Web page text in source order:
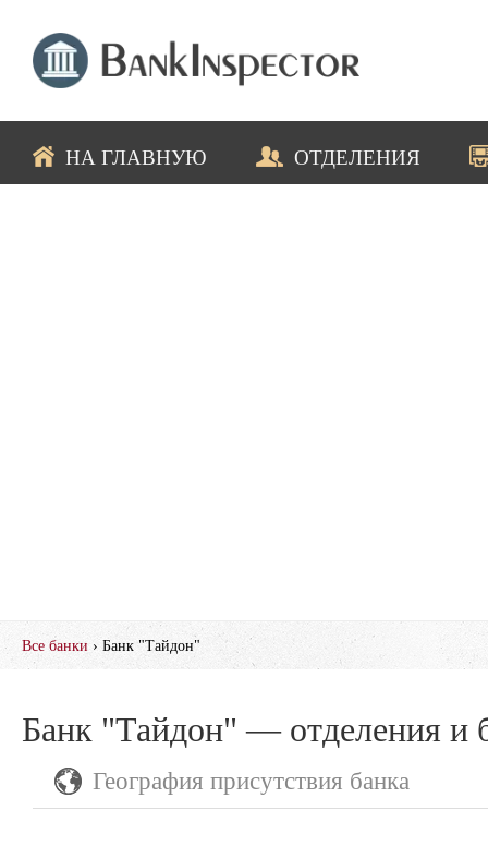
НА ГЛАВНУЮ ОТДЕЛЕНИЯ
Все банки › Банк "Тайдон"
Банк "Тайдон" — отделения и
География присутствия банка